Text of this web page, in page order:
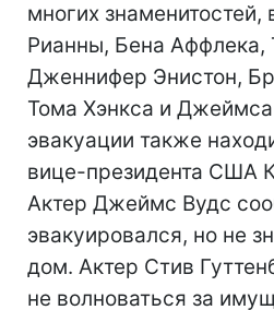
многих знаменитостей,
Рианны, Бена Аффлека,
Дженнифер Энистон,
Тома Хэнкса и
эвакуации также
вице-президента США
Актер Джеймс Вудс
эвакуировался, но не
дом. Актер Стив
не волноваться за